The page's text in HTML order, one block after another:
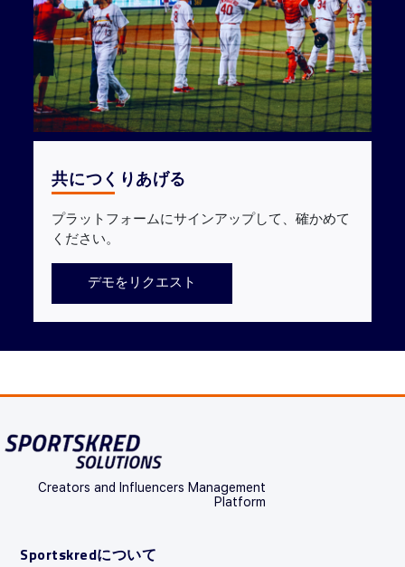
共につくりあげる
プラットフォームにサインアップして、確かめて
ください。
デモをリクエスト
Creators and Influencers Management
Platform
Sportskredについて